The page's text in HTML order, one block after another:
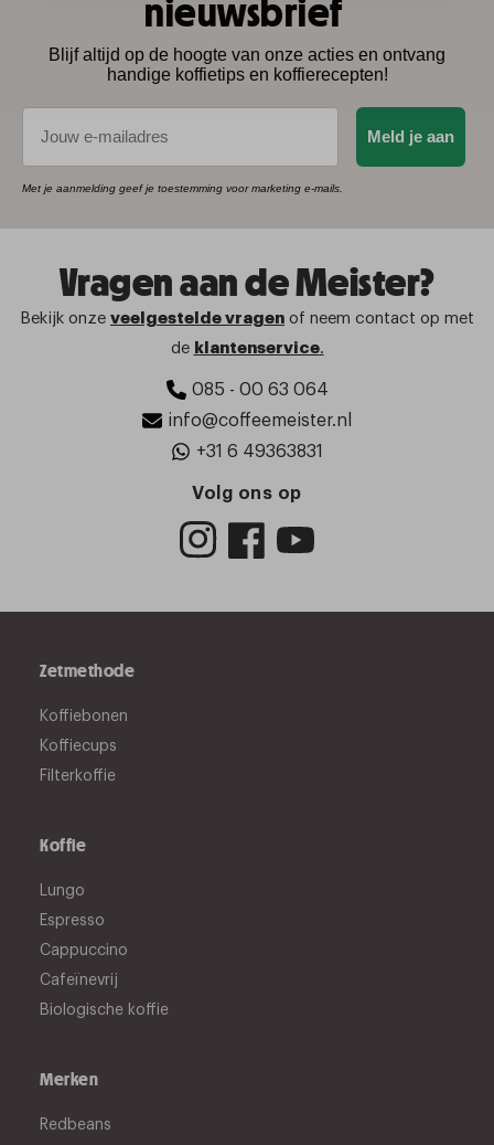
nieuwsbrief
Blijf altijd op de hoogte van onze acties en ontvang
handige koffietips en koffierecepten!
E-mail
Meld je aan
Met je aanmelding geef je toestemming voor marketing e-mails.
Vragen aan de Meister?
Bekijk onze veelgestelde vragen of neem contact op met
de klantenservice.
085 - 00 63 064
info@coffeemeister.nl
+31 6 49363831
Volg ons op
Zetmethode
Koffiebonen
Koffiecups
Filterkoffie
Koffie
Lungo
Espresso
Cappuccino
Cafeïnevrij
Biologische koffie
Merken
Redbeans